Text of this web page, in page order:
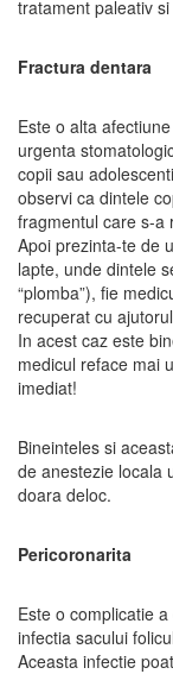
tratament paleativ
Fractura dentara
Este o alta
urgenta
copii sau
observi ca dintele
fragmentul care s-a
Apoi prezinta-te de
lapte, unde dintele
“plomba”), fie
recuperat cu
In acest caz este
medicul reface mai
imediat!
Bineinteles si
de anestezie locala
doara deloc.
Pericoronarita
Este o complicatie
infectia sacului
Aceasta infectie